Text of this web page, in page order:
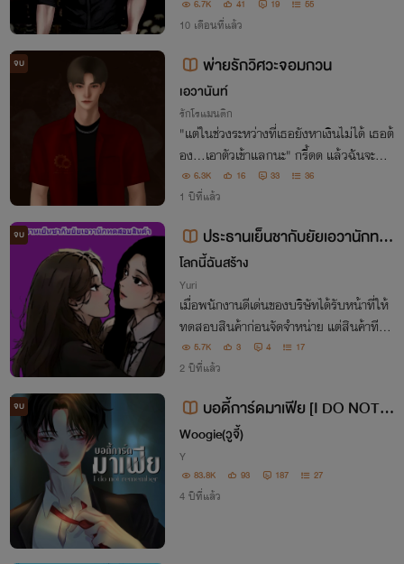
ก...จนเธอคนนั้นก้าวเข้ามา
6.7K 41 19 55
10 เดือนที่แล้ว
จบ พ่ายรักวิศวะจอมกวน
เอวานันท์
รักโรแมนติก
"แต่ในช่วงระหว่างที่เธอยังหาเงินไม่ได้ เธอต้
อง...เอาตัวเข้าแลกนะ" กรี้ดด แล้วฉันจะหาเ
งินจากไหนไปคืนไอ้หน้าหล่อนี่กันละ
6.3K 16 33 36
1 ปีที่แล้ว
จบ
ประธานเย็นชากับยัยเอวานักทด
สอบสินค้า
โลกนี้ฉันสร้าง
Yuri
เมื่อพนักงานดีเด่นของบริษัทได้รับหน้าที่ให้
ทดสอบสินค้าก่อนจัดจำหน่าย แต่สินค้าทีต้อ
งทดสอบดันเป็นสินค้าที่ไม่สามารถทดสอบ
ด้วยตัวเองได้จะทำยังไง เรื่องวุ่นวายวายของ
ยัยเอวากับประธานเย็นชาที่แอบรักพนักงาน
5.7K 3 4 17
2 ปีที่แล้ว
จบ
บอดี้การ์ด​มาเฟีย​ [I DO NOT R
EMEMBER]​
Woogie(วูจี้)
Y
83.8K 93 187 27
4 ปีที่แล้ว